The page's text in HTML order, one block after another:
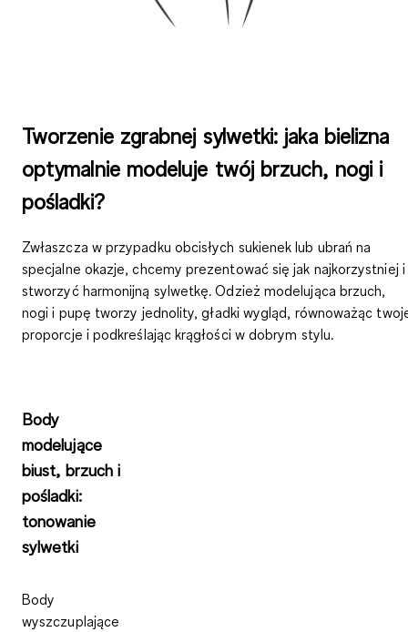
Tworzenie zgrabnej sylwetki: jaka bielizna
optymalnie modeluje twój brzuch, nogi i
pośladki?
Zwłaszcza w przypadku obcisłych sukienek lub ubrań na
specjalne okazje, chcemy prezentować się jak najkorzystniej i
stworzyć harmonijną sylwetkę. Odzież modelująca brzuch,
nogi i pupę tworzy jednolity, gładki wygląd, równoważąc
proporcje i podkreślając krągłości w dobrym stylu.
Body
modelujące
biust, brzuch i
pośladki:
tonowanie
sylwetki
Body
wyszczuplające